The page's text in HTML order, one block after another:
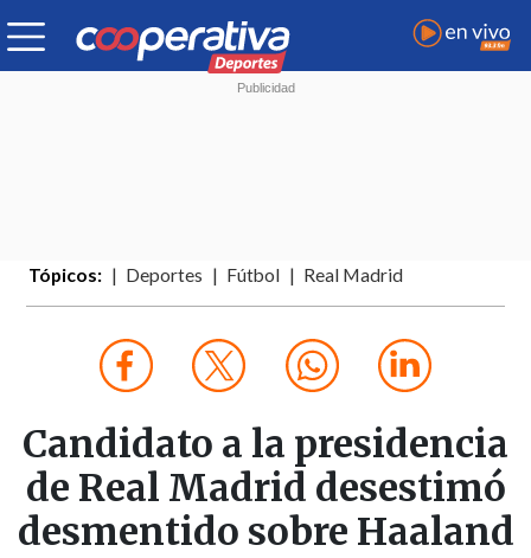
Tópicos: Deportes Fútbol Real Madrid
Candidato a la presidencia
de Real Madrid desestimó
desmentido sobre Haaland